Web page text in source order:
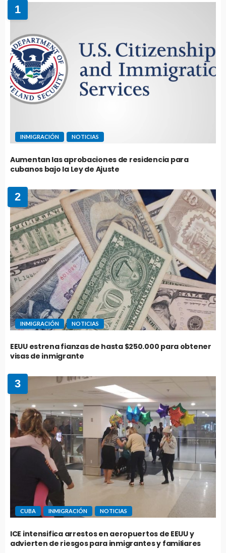
1
INMIGRACIÓN NOTICIAS
Aumentan las aprobaciones de residencia para
cubanos bajo la Ley de Ajuste
2
INMIGRACIÓN NOTICIAS
EEUU estrena fianzas de hasta $250.000 para obtener
visas de inmigrante
3
CUBA INMIGRACIÓN NOTICIAS
ICE intensifica arrestos en aeropuertos de EEUU y
advierten de riesgos para inmigrantes y familiares